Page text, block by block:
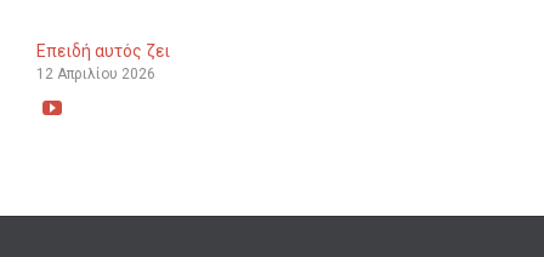
Επειδή αυτός ζει
12 Απριλίου 2026
